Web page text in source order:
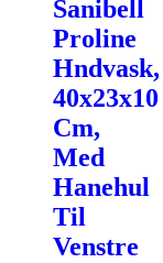
Sanibell
Proline
Hndvask,
40x23x10
Cm,
Med
Hanehul
Til
Venstre